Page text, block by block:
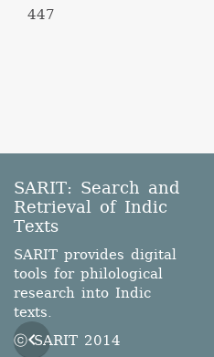
navigate_before
447
SARIT: Search and
Retrieval of Indic
Texts
SARIT provides digital
tools for philological
research into Indic
texts.
ⓒ SARIT 2014